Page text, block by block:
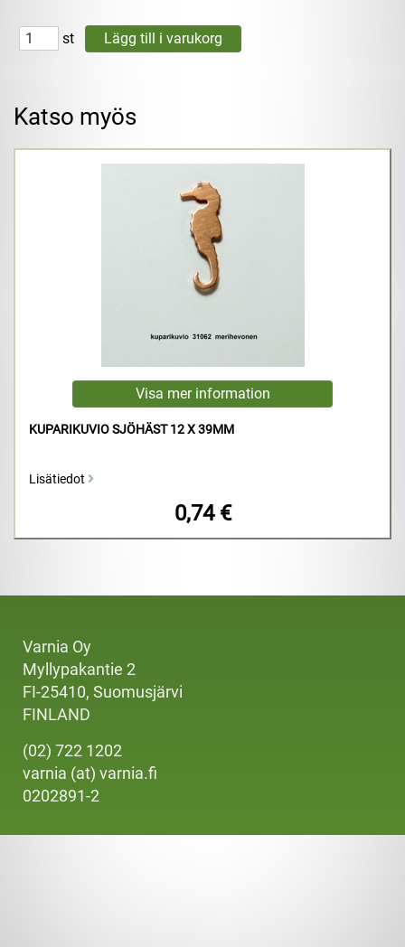
st
Katso myös
KUPARIKUVIO SJÖHÄST 12 X 39MM
Lisätiedot
0,74 €
Varnia Oy
Myllypakantie 2
FI-25410, Suomusjärvi
FINLAND
(02) 722 1202
varnia (at) varnia.fi
0202891-2